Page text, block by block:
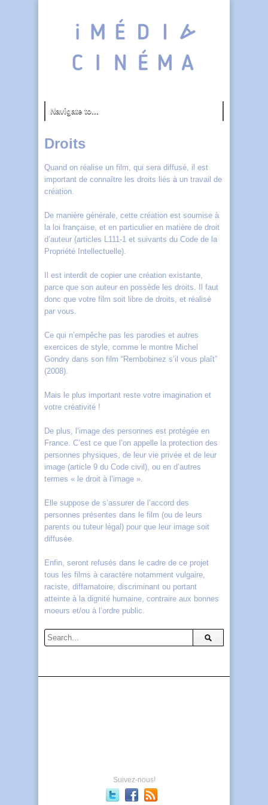
Droits
Quand on réalise un film, qui sera diffusé, il est
important de connaître les droits liés à un travail de
création.
De manière générale, cette création est soumise à
la loi française, et en particulier en matière de droit
d’auteur (articles L111-1 et suivants du Code de la
Propriété Intellectuelle).
Il est interdit de copier une création existante,
parce que son auteur en possède les droits. Il faut
donc que votre film soit libre de droits, et réalisé
par vous.
Ce qui n’empêche pas les parodies et autres
exercices de style, comme le montre Michel
Gondry dans son film “Rembobinez s’il vous plaît”
(2008).
Mais le plus important reste votre imagination et
votre créativité !
De plus, l’image des personnes est protégée en
France. C’est ce que l’on appelle la protection des
personnes physiques, de leur vie privée et de leur
image (article 9 du Code civil), ou en d’autres
termes « le droit à l’image ».
Elle suppose de s’assurer de l’accord des
personnes présentes dans le film (ou de leurs
parents ou tuteur légal) pour que leur image soit
diffusée.
Enfin, seront refusés dans le cadre de ce projet
tous les films à caractère notamment vulgaire,
raciste, diffamatoire, discriminant ou portant
atteinte à la dignité humaine, contraire aux bonnes
moeurs et/ou à l’ordre public.
Suivez-nous!